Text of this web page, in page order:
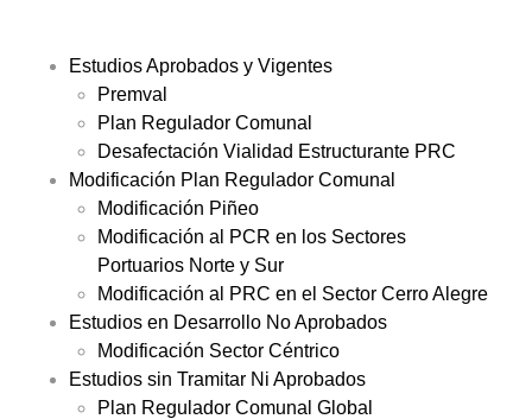
Estudios Aprobados y Vigentes
Premval
Plan Regulador Comunal
Desafectación Vialidad Estructurante PRC
Modificación Plan Regulador Comunal
Modificación Piñeo
Modificación al PCR en los Sectores
Portuarios Norte y Sur
Modificación al PRC en el Sector Cerro Alegre
Estudios en Desarrollo No Aprobados
Modificación Sector Céntrico
Estudios sin Tramitar Ni Aprobados
Plan Regulador Comunal Global